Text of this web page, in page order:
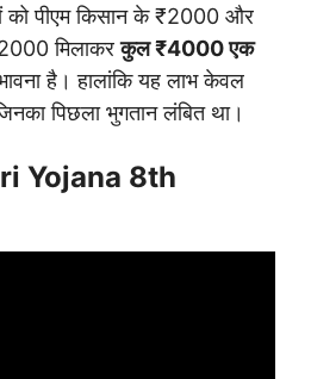
को पीएम किसान के ₹2000 और
मिलाकरकुल ₹4000 एक
है। हालांकि यह लाभ केवल
पिछला भुगतान लंबित था।
Yojana 8th